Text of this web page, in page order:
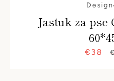
Jastuk za pse
€38